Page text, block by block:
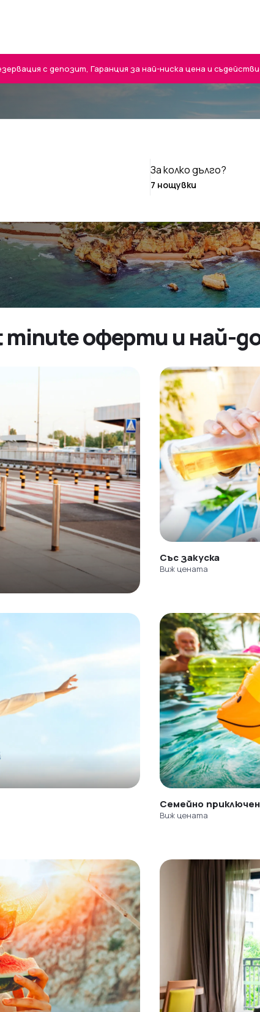
с депозит, Гаранция за най-ниска цена и
За колко дълго?
minute оферти и най-
Със закуска
Виж цената
Семейно
Виж цената